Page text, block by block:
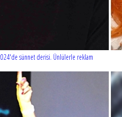
sünnet derisi. Ünlülerle reklam